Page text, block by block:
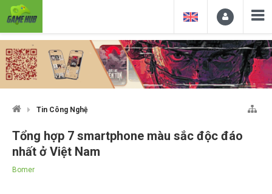
Tin Công Nghệ
Tổng hợp 7 smartphone màu sắc độc đáo
nhất ở Việt Nam
Bomer